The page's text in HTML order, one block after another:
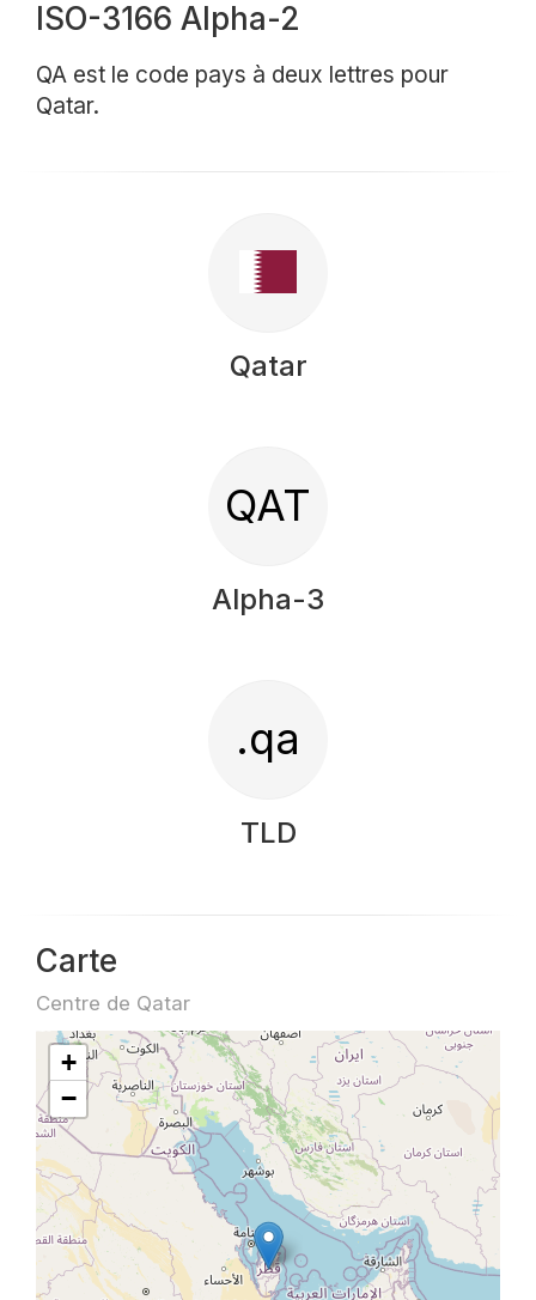
ISO-3166 Alpha-2
QA est le code pays à deux lettres pour
Qatar.
Qatar
QAT
Alpha-3
.qa
TLD
Carte
Centre de Qatar
+
−